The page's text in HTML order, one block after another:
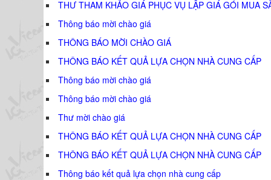
THƯ THAM KHẢO GIÁ PHỤC VỤ LẬP GIÁ GÓI MUA
Thông báo mời chào giá
THÔNG BÁO MỜI CHÀO GIÁ
THÔNG BÁO KẾT QUẢ LỰA CHỌN NHÀ CUNG CẤP
Thông báo mời chào giá
Thông báo mời chào giá
Thư mời chào giá
THÔNG BÁO KẾT QUẢ LỰA CHỌN NHÀ CUNG CẤP
THÔNG BÁO KẾT QUẢ LỰA CHỌN NHÀ CUNG CẤP
Thông báo kết quả lựa chọn nhà cung cấp